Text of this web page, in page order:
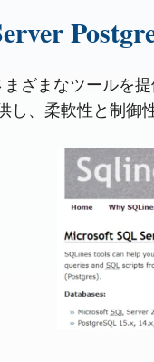
ざまなツールを
し、柔軟性と制